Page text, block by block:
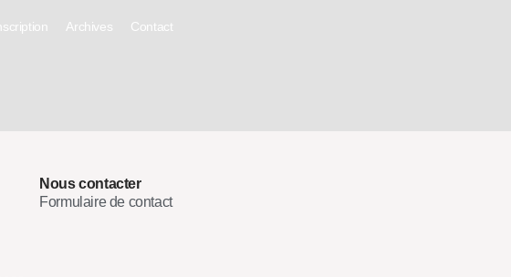
Archives Contact
Nous contacter
Formulaire de contact